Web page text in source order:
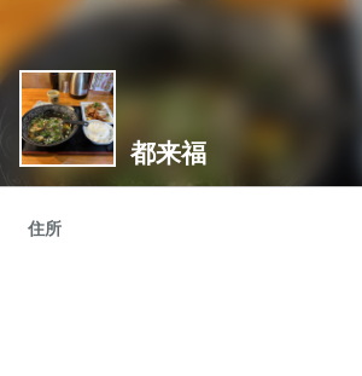
都来福
住所